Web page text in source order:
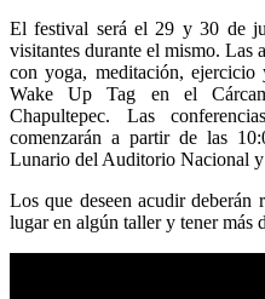
El festival será el 29 y 30 de
visitantes durante el mismo. Las
con yoga, meditación,
Wake Up Tag en el
Chapultepec. Las
comenzarán a partir de las
Lunario del Auditorio Nacional
Los que deseen acudir deberán
lugar en algún taller y tener más